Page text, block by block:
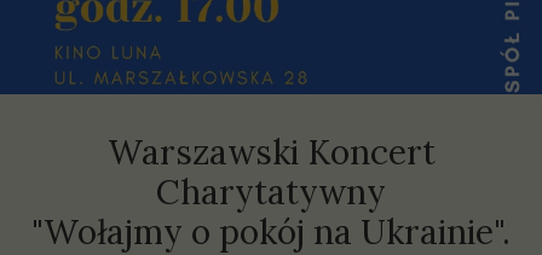
Warszawski Koncert
Charytatywny
"Wołajmy o pokój na Ukrainie".